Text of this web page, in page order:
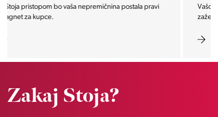
Vašo investicijo ponesemo med najbolj iskane in
zaželene nepremičnine prihodnosti.
Zakaj Stoja?